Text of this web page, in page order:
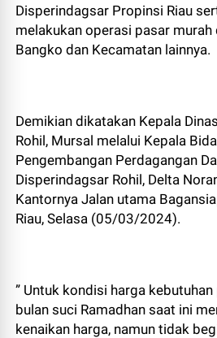
Disperindagsar Propinsi Riau
melakukan operasi pasar murah
Bangko dan Kecamatan lainnya.
Demikian dikatakan Kepala
Rohil, Mursal melalui Kepala
Pengembangan Perdagangan
Disperindagsar Rohil, Delta
Kantornya Jalan utama
Riau, Selasa (05/03/2024).
” Untuk kondisi harga
bulan suci Ramadhan saat ini
kenaikan harga, namun tidak